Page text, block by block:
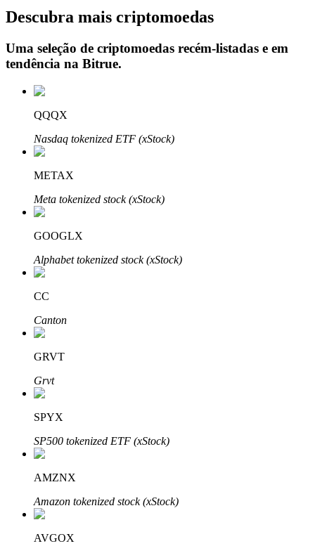
Investimento Automático
Obtenha lucro a longo prazo e interesses flexíveis
Aprenda a apostar
Aprenda como ganhar renda passiva
Bitrue
Parceiros Bitrue
Afiliados Bitrue
Descubra mais criptomoedas
Uma seleção de criptomoedas recém-listadas e em
tendência na Bitrue.
QQQX
Nasdaq tokenized ETF (xStock)
METAX
Meta tokenized stock (xStock)
GOOGLX
Alphabet tokenized stock (xStock)
CC
Canton
GRVT
Grvt
SPYX
SP500 tokenized ETF (xStock)
AMZNX
Amazon tokenized stock (xStock)
AVGOX